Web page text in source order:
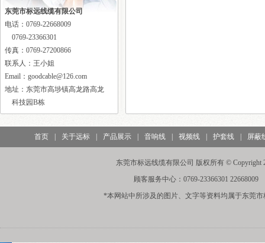
随着网络的发展，传统标准的
以太网技术已难以满足..
什么是以太网
通常所说的以太网指“标准以太
网”，是一种传输速..
什么是定阻扬声器系统
在扬声器系统（音箱）的技术
指标中标明标称阻抗为..
自动化设备电线电缆布线注..
自动化设备电线电缆布线注意
事项简图解析，用途 ..
视频运动检测器在闭路电视监
东莞市标远线缆有限公司
电话： 0769-22668009
0769-23366301
传真：0769-27200866
联系人：王小姐
Email：goodcable@126.com
地址：东莞市高埗镇高龙路高龙
科技园B栋
首页 关于远标 产品展示 音响线 视频线 护套线 屏蔽
东莞市标远线缆有限公司 版权所有 © Copyright
顾客服务中心：0769-23366301 22668009
*本网站中所涉及的图片、文字等资料均属于东莞